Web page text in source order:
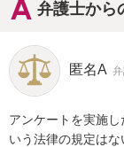
弁護士から
匿名A
アンケートを実施
いう法律の規定は